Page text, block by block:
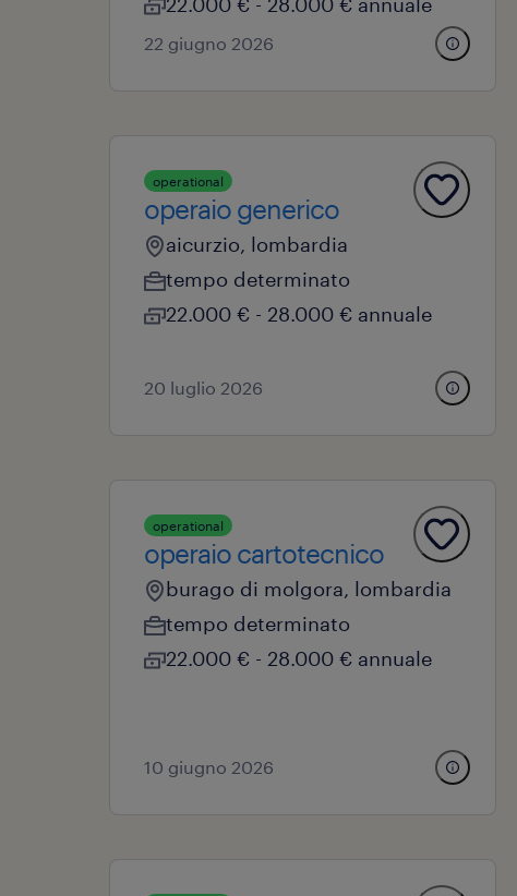
22 giugno 2026
operational
operaio generico
aicurzio, lombardia
tempo determinato
22.000 € - 28.000 € annuale
20 luglio 2026
operational
operaio cartotecnico
burago di molgora, lombardia
tempo determinato
22.000 € - 28.000 € annuale
10 giugno 2026